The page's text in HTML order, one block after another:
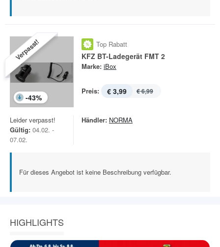
Verpasst!
-43%
Top Rabatt
KFZ BT-Ladegerät FMT 2
Marke: iBox
Preis: € 3,99 € 6,99
Leider verpasst!
Gültig: 04.02. -
07.02.
Händler: NORMA
Für dieses Angebot ist keine Beschreibung verfügbar.
HIGHLIGHTS